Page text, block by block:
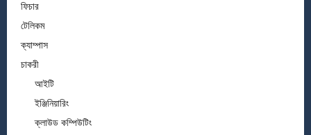
ফিচার
টেলিকম
ক্যাম্পাস
চাকরী
আইটি
ইঞ্জিনিয়ারিং
ক্লাউড কম্পিউটিং